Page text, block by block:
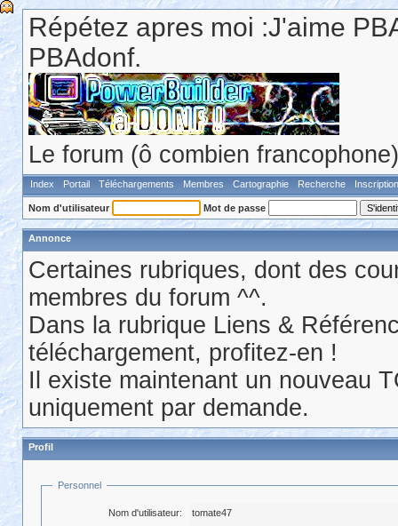
Répétez apres moi :J'aime
PBAdonf.
Le forum (ô combien
Index Portail Téléchargements Membres Cartographie Recherche Inscription
Nom d'utilisateur Mot de passe
Annonce
Certaines rubriques, dont des
membres du forum ^^.
Dans la rubrique Liens &
téléchargement, profitez-en !
Il existe maintenant un nouveau
uniquement par demande.
Profil
Personnel
Nom d'utilisateur:
tomate47